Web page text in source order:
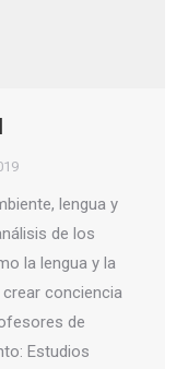
lengua y
de los
la lengua y la
conciencia
de
Estudios